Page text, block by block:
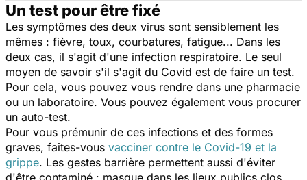
Un test pour être fixé
Les symptômes des deux virus sont sensiblement les
mêmes : fièvre, toux, courbatures, fatigue... Dans les
deux cas, il s'agit d'une infection respiratoire. Le seul
moyen de savoir s'il s'agit du Covid est de faire un test.
Pour cela, vous pouvez vous rendre dans une pharmacie
ou un laboratoire. Vous pouvez également vous procurer
un auto-test.
Pour vous prémunir de ces infections et des formes
graves, faites-vous vacciner contre le Covid-19 et la
grippe. Les gestes barrière permettent aussi d'éviter
d'être contaminé : masque dans les lieux publics clos,